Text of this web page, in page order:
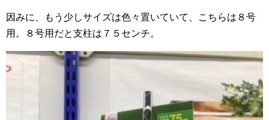
因みに、もう少しサイズは色々置いていて、こちらは８号
用。８号用だと支柱は７５センチ。